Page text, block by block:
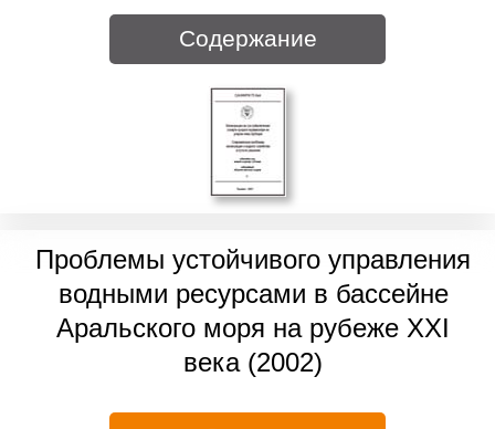
Содержание
Проблемы устойчивого управления
водными ресурсами в бассейне
Аральского моря на рубеже ХХI
века (2002)